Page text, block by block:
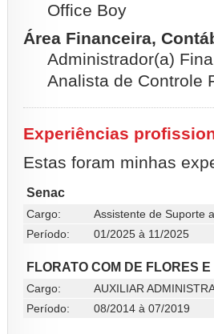
Office Boy
Área Financeira,
Administrador(a)
Analista de Controle
Experiências
Estas foram minhas
Senac
Cargo:
Assistente de Suporte
Período:
01/2025 à 11/2025
FLORATO COM DE FLORES
Cargo:
AUXILIAR
Período:
08/2014 à 07/2019